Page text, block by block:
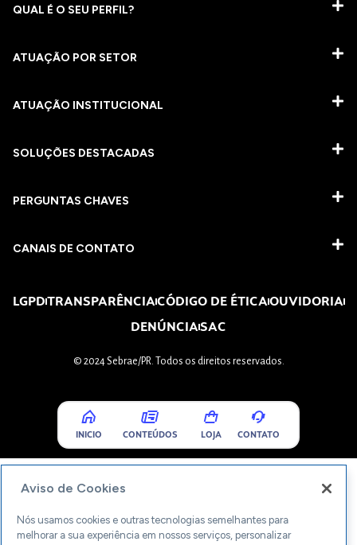
QUAL É O SEU PERFIL?
ATUAÇÃO POR SETOR
ATUAÇÃO INSTITUCIONAL
SOLUÇÕES DESTACADAS
PERGUNTAS CHAVES​
CANAIS DE CONTATO
LGPDTRANSPARÊNCIACÓDIGO DE ÉTICAOUVIDORIA
DENÚNCIASAC
© 2024 Sebrae/PR. Todos os direitos reservados.
INICIO CONTEÚDOS LOJA CONTATO
Aviso de Cookies
Nós usamos cookies e outras tecnologias semelhantes para
melhorar a sua experiência em nossos serviços, personalizar